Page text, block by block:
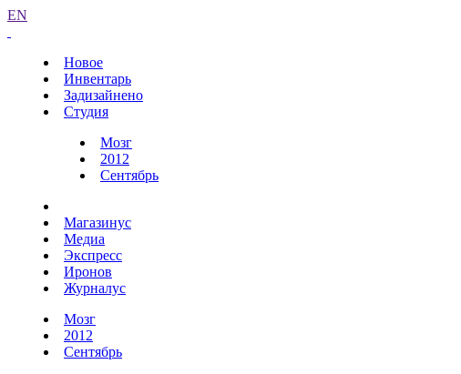
EN
Новое
Инвентарь
Задизайнено
Студия
Мозг
2012
Сентябрь
Магазинус
Медиа
Экспресс
Иронов
Журналус
Мозг
2012
Сентябрь